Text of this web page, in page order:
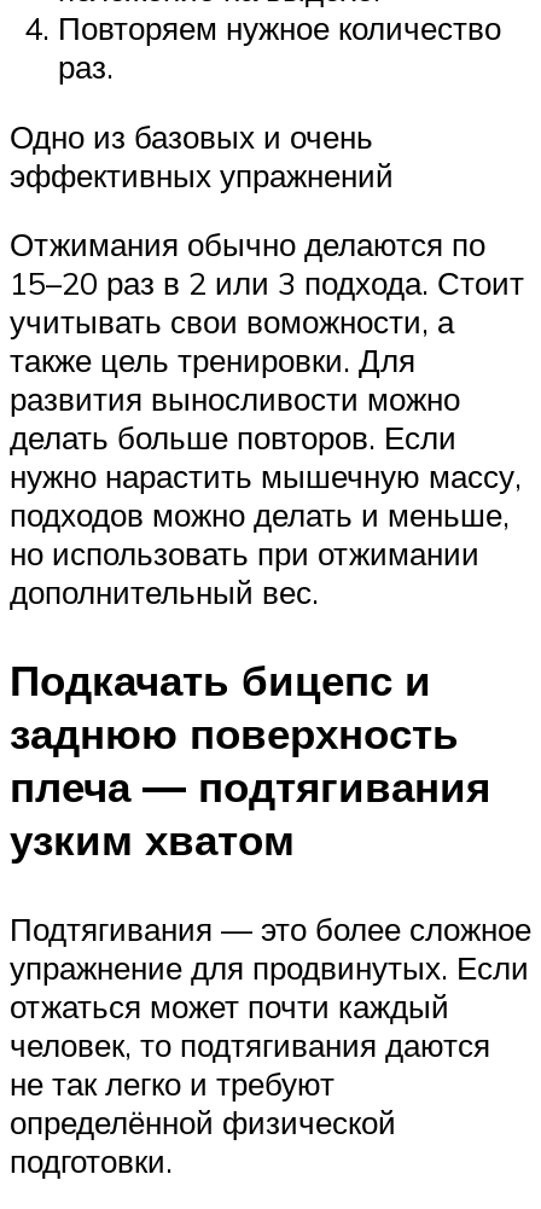
Повторяем нужное количество
раз.
Одно из базовых и очень
эффективных упражнений
Отжимания обычно делаются по
15–20 раз в 2 или 3 подхода. Стоит
учитывать свои воможности, а
также цель тренировки. Для
развития выносливости можно
делать больше повторов. Если
нужно нарастить мышечную массу,
подходов можно делать и меньше,
но использовать при отжимании
дополнительный вес.
Подкачать бицепс и
заднюю поверхность
плеча — подтягивания
узким хватом
Подтягивания — это более сложное
упражнение для продвинутых. Если
отжаться может почти каждый
человек, то подтягивания даются
не так легко и требуют
определённой физической
подготовки.